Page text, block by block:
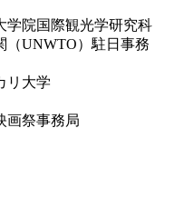
学院国際観光学研究科
（UNWTO）駐日事務
リ大学
祭事務局